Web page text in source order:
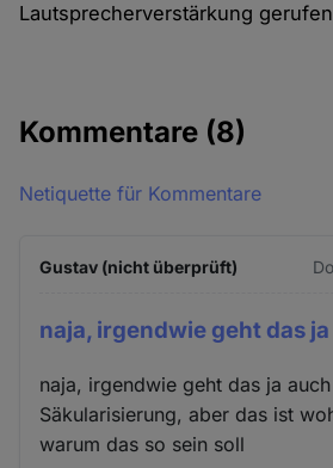
Lautsprecherverstärkung
Kommentare (8)
Netiquette für Kommentare
Gustav (nicht überprüft)
naja, irgendwie geht das ja
naja, irgendwie geht das ja
Säkularisierung, aber das ist
warum das so sein soll